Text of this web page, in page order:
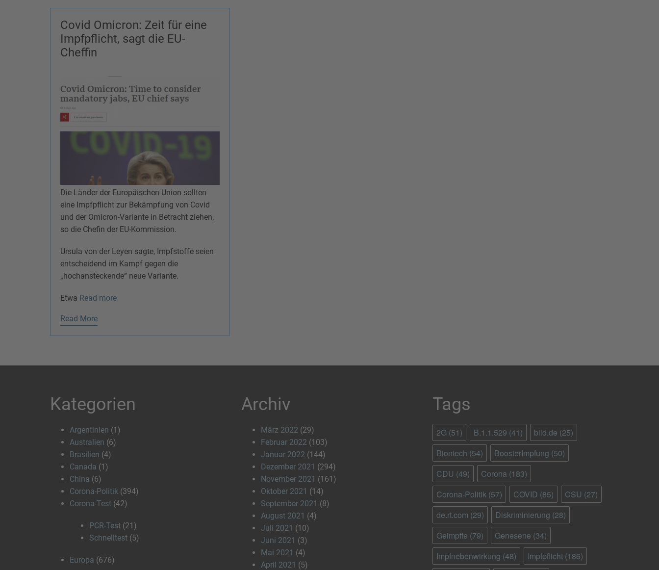
Covid Omicron: Zeit für eine
Impfpflicht, sagt die EU-
Cheffin
Die Länder der Europäischen Union sollten
eine Impfpflicht zur Bekämpfung von Covid
und der Omicron-Variante in Betracht ziehen,
so die Chefin der EU-Kommission.
Ursula von der Leyen sagte, Impfstoffe seien
entscheidend im Kampf gegen die
„hochansteckende“ neue Variante.
Etwa Read more
Read More
Kategorien
Argentinien (1)
Australien (6)
Brasilien (4)
Canada (1)
China (6)
Corona-Politik (394)
Corona-Test (42)
PCR-Test (21)
Schnelltest (5)
Europa (676)
Archiv
März 2022 (29)
Februar 2022 (103)
Januar 2022 (144)
Dezember 2021 (294)
November 2021 (161)
Oktober 2021 (14)
September 2021 (8)
August 2021 (4)
Juli 2021 (10)
Juni 2021 (3)
Mai 2021 (4)
April 2021 (5)
Tags
2G (51) B.1.1.529 (41) bild.de (25)
Biontech (54) BoosterImpfung (50)
CDU (49) Corona (183)
Corona-Politik (57) COVID (85) CSU (27)
de.rt.com (29) Diskriminierung (28)
Geimpfte (79) Genesene (34)
Impfnebenwirkung (48) Impfpflicht (186)